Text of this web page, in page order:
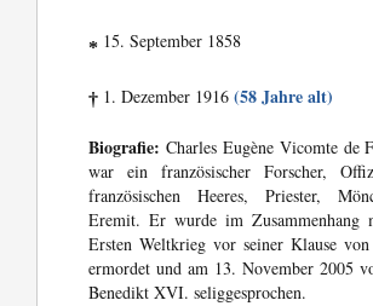
* 15. September 1858
† 1. Dezember 1916(58 Jahre alt)
Biografie: Charles Eugène Vicomte de
war ein französischer Forscher,
französischen Heeres, Priester,
Eremit. Er wurde im Zusammenhang
Ersten Weltkrieg vor seiner Klause von
ermordet und am 13. November 2005
Benedikt XVI. seliggesprochen.